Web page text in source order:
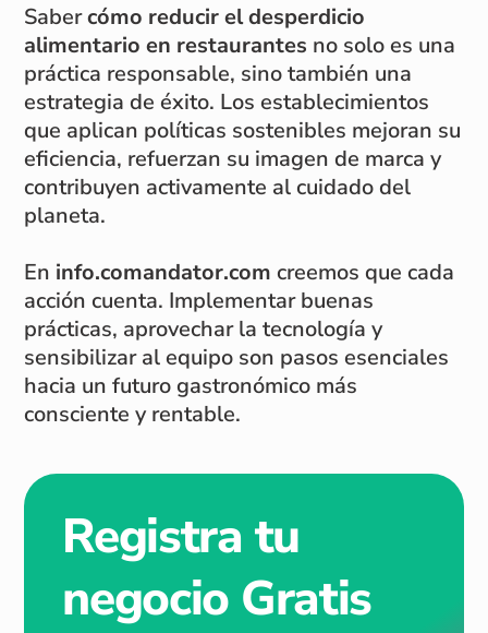
Sabercómo reducir el desperdicio
alimentario en restaurantes no solo es una
práctica responsable, sino también una
estrategia de éxito. Los establecimientos
que aplican políticas sostenibles mejoran su
eficiencia, refuerzan su imagen de marca y
contribuyen activamente al cuidado del
planeta.
En info.comandator.com creemos que cada
acción cuenta. Implementar buenas
prácticas, aprovechar la tecnología y
sensibilizar al equipo son pasos esenciales
hacia un futuro gastronómico más
consciente y rentable.
Registra tu
negocio Gratis